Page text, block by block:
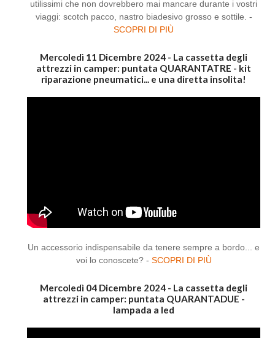
utilissimi che non dovrebbero mai mancare durante i vostri
viaggi: scotch pacco, nastro biadesivo grosso e sottile. -
SCOPRI DI PIÙ
Mercoledì 11 Dicembre 2024 - La cassetta degli
attrezzi in camper: puntata QUARANTATRE - kit
riparazione pneumatici... e una diretta insolita!
Un accessorio indispensabile da tenere sempre a bordo... e
voi lo conoscete? - SCOPRI DI PIÙ
Mercoledì 04 Dicembre 2024 - La cassetta degli
attrezzi in camper: puntata QUARANTADUE -
lampada a led